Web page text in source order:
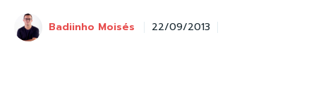
Badiinho Moisés 22/09/2013